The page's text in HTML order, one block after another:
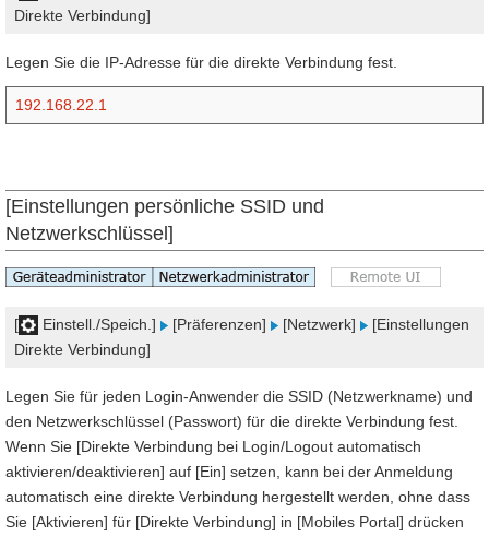
Direkte Verbindung]
Legen Sie die IP-Adresse für die direkte Verbindung fest.
192.168.22.1
[Einstellungen persönliche SSID und
Netzwerkschlüssel]
[ Einstell./Speich.] [Präferenzen] [Netzwerk]
[Einstellungen
Direkte Verbindung]
Legen Sie für jeden Login-Anwender die SSID (Netzwerkname) und
den Netzwerkschlüssel (Passwort) für die direkte Verbindung fest.
Wenn Sie [Direkte Verbindung bei Login/Logout automatisch
aktivieren/deaktivieren] auf [Ein] setzen, kann bei der Anmeldung
automatisch eine direkte Verbindung hergestellt werden, ohne dass
Sie [Aktivieren] für [Direkte Verbindung] in [Mobiles Portal] drücken